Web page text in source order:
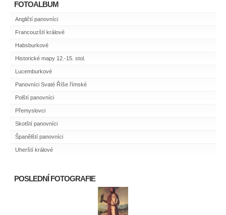
FOTOALBUM
Angličtí panovníci
Francouzští králové
Habsburkové
Historické mapy 12.-15. stol.
Lucemburkové
Panovníci Svaté Říše římské
Polští panovníci
Přemyslovci
Skotští panovníci
Španělští panovníci
Uherští králové
POSLEDNÍ FOTOGRAFIE